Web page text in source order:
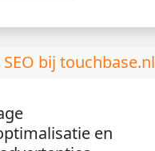
bij touchbase.nl
en